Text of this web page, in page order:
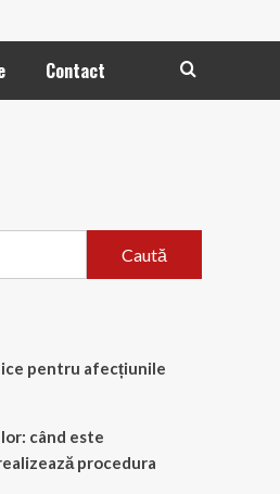
Contact
Caută
pentru afecțiunile
când este
procedura